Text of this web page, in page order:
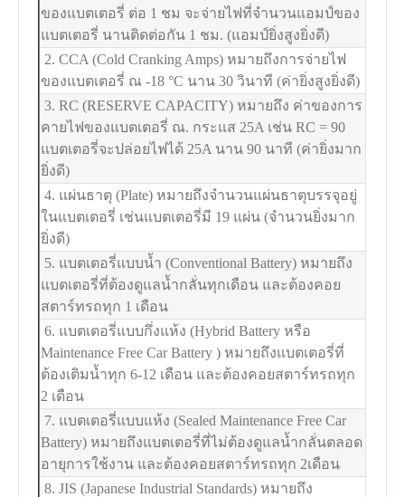
ของแบตเตอรี่ ต่อ 1 ชม จะจ่ายไฟที่จำนวนแอมป์ของ
แบตเตอรี่ นานติดต่อกัน 1 ชม. (แอมป์ยิ่งสูงยิ่งดี)
2. CCA (Cold Cranking Amps) หมายถึงการจ่ายไฟ
ของแบตเตอรี่ ณ -18 °C นาน 30 วินาที (ค่ายิ่งสูงยิ่งดี)
3. RC (RESERVE CAPACITY) หมายถึง ค่าของการ
คายไฟของแบตเตอรี่ ณ. กระแส 25A เช่น RC = 90
แบตเตอรี่จะปล่อยไฟได้ 25A นาน 90 นาที (ค่ายิ่งมาก
ยิ่งดี)
4. แผ่นธาตุ (Plate) หมายถึงจำนวนแผ่นธาตุบรรจุอยู่
ในแบตเตอรี่ เช่นแบตเตอรี่มี 19 แผ่น (จำนวนยิ่งมาก
ยิ่งดี)
5. แบตเตอรี่แบบน้ำ (Conventional Battery) หมายถึง
แบตเตอรี่ที่ต้องดูแลน้ำกลั่นทุกเดือน และต้องคอย
สตาร์ทรถทุก 1 เดือน
6. แบตเตอรี่แบบกึ่งแห้ง (Hybrid Battery หรือ
Maintenance Free Car Battery ) หมายถึงแบตเตอรี่ที่
ต้องเติมน้ำทุก 6-12 เดือน และต้องคอยสตาร์ทรถทุก
2 เดือน
7. แบตเตอรี่แบบแห้ง (Sealed Maintenance Free Car
Battery) หมายถึงแบตเตอรี่ที่ไม่ต้องดูแลน้ำกลั่นตลอด
อายุการใช้งาน และต้องคอยสตาร์ทรถทุก 2เดือน
8. JIS (Japanese Industrial Standards) หมายถึง